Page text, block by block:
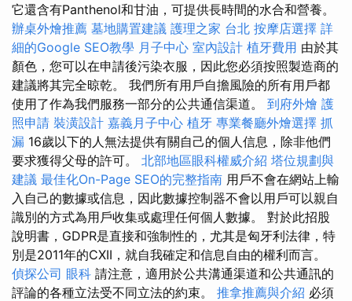
它還含有Panthenol和甘油，可提供長時間的水合和營養。
辦桌外燴推薦 墓地購置建議 護理之家 台北 按摩店選擇 詳
細的Google SEO教學 月子中心 室內設計 植牙費用 由於其
顏色，您可以在申請後污染衣服，因此您必須按照製造商的
建議將其完全晾乾。 我們所有用戶自擔風險的所有用戶都
使用了作為我們服務一部分的公共通信渠道。 到府外燴 護
照申請 裝潢設計 嘉義月子中心 植牙 專業餐廳外燴選擇 抓
漏 16歲以下的人無法提供有關自己的個人信息，除非他們
要求獲得父母的許可。 北部地區眼科權威介紹 塔位規劃與
建議 最佳化On-Page SEO的完整指南 用戶不會在網站上輸
入自己的數據或信息，因此數據控制器不會以用戶可以親自
識別的方式為用戶收集或處理任何個人數據。 對於此招股
說明書，GDPR是直接和強制性的，尤其是匈牙利法律，特
別是2011年的CXII，就自我確定和信息自由的權利而言。
偵探公司 眼科 請注意，適用於公共溝通渠道和公共通訊的
評論的各種立法受不同立法的約束。 推拿推薦與介紹 必須